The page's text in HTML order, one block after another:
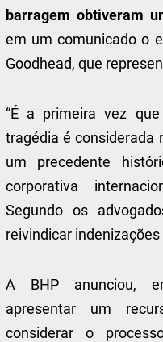
barragem obtiveram
em um comunicado o
Goodhead, que
“É a primeira vez
tragédia é considerada
um precedente
corporativa
Segundo os
reivindicar
A BHP anunciou,
apresentar um
considerar o